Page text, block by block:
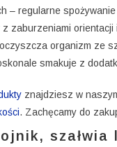
– regularne
zaburzeniami orientacji
organizm ze
smakuje z
znajdziesz w
. Zachęcamy do
szałwia